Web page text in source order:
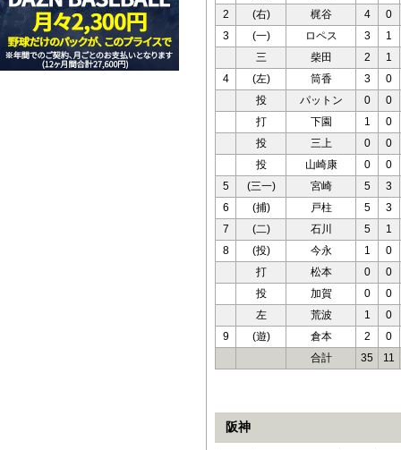
2
(右) 梶谷 4
0
3
(一) ロペス 3
1
三
柴田 2
1
4
(左) 筒香 3
0
投
パットン 0
0
打
下園 1
0
投
三上 0
0
投
山崎康 0
0
5
(三一) 宮崎 5
3
6
(捕) 戸柱 5
3
7
(二) 石川 5
1
8
(投) 今永 1
0
打
松本 0
0
投
加賀 0
0
左
荒波 1
0
9
(遊) 倉本 2
0
合計
35 11
阪神